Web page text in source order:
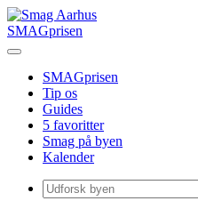
SMAGprisen
SMAGprisen
Tip os
Guides
5 favoritter
Smag på byen
Kalender